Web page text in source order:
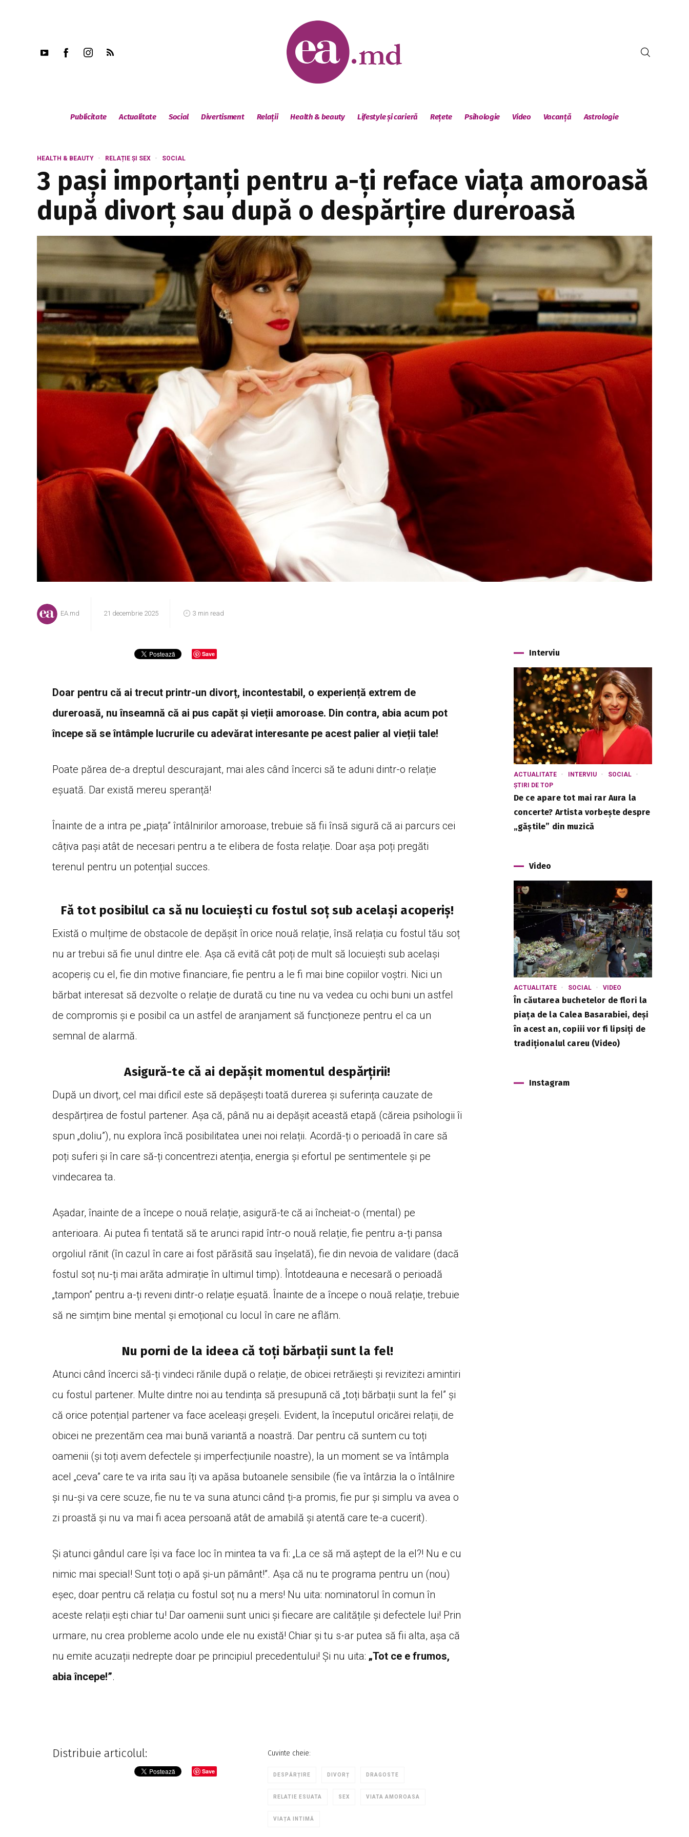
Publicitate Actualitate Social Divertisment Relații Health & beauty Lifestyle și carieră Rețete Psihologie Video Vacanță Astrologie
HEALTH & BEAUTY RELAȚIE ȘI SEX SOCIAL
3 pași imporțanți pentru a-ți reface viața amoroasă
după divorț sau după o despărțire dureroasă
EA.md 21 decembrie 2025 3 min read
Save
Doar pentru că ai trecut printr-un divorț, incontestabil, o experiență extrem de
dureroasă, nu înseamnă că ai pus capăt și vieții amoroase. Din contra, abia acum pot
începe să se întâmple lucrurile cu adevărat interesante pe acest palier al vieții tale!
Poate părea de-a dreptul descurajant, mai ales când încerci să te aduni dintr-o relație
eșuată. Dar există mereu speranță!
Înainte de a intra pe „piața” întâlnirilor amoroase, trebuie să fii însă sigură că ai parcurs cei
câțiva pași atât de necesari pentru a te elibera de fosta relație. Doar așa poți pregăti
terenul pentru un potențial succes.
Fă tot posibilul ca să nu locuiești cu fostul soț sub același acoperiș!
Există o mulțime de obstacole de depășit în orice nouă relație, însă relația cu fostul tău soț
nu ar trebui să fie unul dintre ele. Așa că evită cât poți de mult să locuiești sub același
acoperiș cu el, fie din motive financiare, fie pentru a le fi mai bine copiilor voștri. Nici un
bărbat interesat să dezvolte o relație de durată cu tine nu va vedea cu ochi buni un astfel
de compromis și e posibil ca un astfel de aranjament să funcționeze pentru el ca un
semnal de alarmă.
Asigură-te că ai depășit momentul despărțirii!
După un divorț, cel mai dificil este să depășești toată durerea și suferința cauzate de
despărțirea de fostul partener. Așa că, până nu ai depășit această etapă (căreia psihologii îi
spun „doliu”), nu explora încă posibilitatea unei noi relații. Acordă-ți o perioadă în care să
poți suferi și în care să-ți concentrezi atenția, energia și efortul pe sentimentele și pe
vindecarea ta.
Așadar, înainte de a începe o nouă relație, asigură-te că ai încheiat-o (mental) pe
anterioara. Ai putea fi tentată să te arunci rapid într-o nouă relație, fie pentru a-ți pansa
orgoliul rănit (în cazul în care ai fost părăsită sau înșelată), fie din nevoia de validare (dacă
fostul soț nu-ți mai arăta admirație în ultimul timp). Întotdeauna e necesară o perioadă
„tampon” pentru a-ți reveni dintr-o relație eșuată. Înainte de a începe o nouă relație, trebuie
să ne simțim bine mental și emoțional cu locul în care ne aflăm.
Nu porni de la ideea că toți bărbații sunt la fel!
Atunci când încerci să-ți vindeci rănile după o relație, de obicei retrăiești și revizitezi amintiri
cu fostul partener. Multe dintre noi au tendința să presupună că „toți bărbații sunt la fel” și
că orice potențial partener va face aceleași greșeli. Evident, la începutul oricărei relații, de
obicei ne prezentăm cea mai bună variantă a noastră. Dar pentru că suntem cu toți
oamenii (și toți avem defectele și imperfecțiunile noastre), la un moment se va întâmpla
acel „ceva” care te va irita sau îți va apăsa butoanele sensibile (fie va întârzia la o întâlnire
și nu-și va cere scuze, fie nu te va suna atunci când ți-a promis, fie pur și simplu va avea o
zi proastă și nu va mai fi acea persoană atât de amabilă și atentă care te-a cucerit).
Și atunci gândul care își va face loc în mintea ta va fi: „La ce să mă aștept de la el?! Nu e cu
nimic mai special! Sunt toți o apă și-un pământ!”. Așa că nu te programa pentru un (nou)
eșec, doar pentru că relația cu fostul soț nu a mers! Nu uita: nominatorul în comun în
aceste relații ești chiar tu! Dar oamenii sunt unici și fiecare are calitățile și defectele lui! Prin
urmare, nu crea probleme acolo unde ele nu există! Chiar și tu s-ar putea să fii alta, așa că
nu emite acuzații nedrepte doar pe principiul precedentului! Și nu uita: „Tot ce e frumos,
abia începe!”.
Distribuie articolul:
Save
Cuvinte cheie:
DESPĂRȚIRE DIVORȚ DRAGOSTE
RELATIE ESUATA SEX VIATA AMOROASA
VIAȚA INTIMĂ
Interviu
ACTUALITATE INTERVIU
SOCIAL
ȘTIRI DE TOP
De ce apare tot mai rar Aura la
concerte? Artista vorbește despre
„găștile” din muzică
Video
ACTUALITATE SOCIAL VIDEO
În căutarea buchetelor de flori la
piața de la Calea Basarabiei, deși
în acest an, copiii vor fi lipsiți de
tradiționalul careu (Video)
Instagram